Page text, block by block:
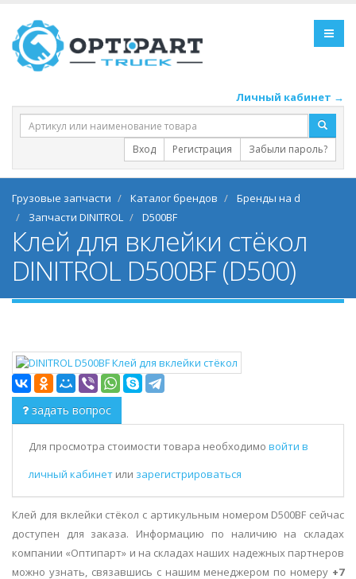
Личный кабинет →
Вход Регистрация Забыли пароль?
Грузовые запчасти Каталог брендов
Бренды на d
Запчасти DINITROL
D500BF
Клей для вклейки стёкол
DINITROL D500BF (D500)
задать вопрос
Для просмотра стоимости товара необходимо войти в
личный кабинет или зарегистрироваться
Клей для вклейки стёкол с артикульным номером D500BF сейчас
доступен для заказа. Информацию по наличию на складах
компании «Оптипарт» и на складах наших надежных партнеров
можно узнать, связавшись с нашим менеджером по номеру +7